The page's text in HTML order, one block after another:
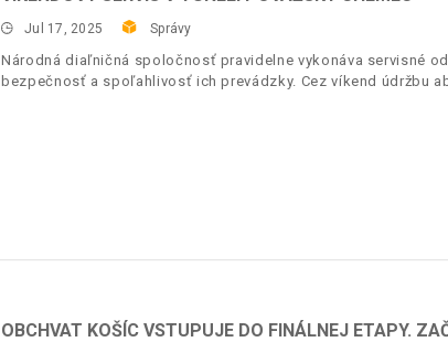
Jul 17, 2025 Správy
Národná diaľničná spoločnosť pravidelne vykonáva servisné
bezpečnosť a spoľahlivosť ich prevádzky. Cez víkend údržbu
OBCHVAT KOŠÍC VSTUPUJE DO FINÁLNEJ ETAPY.